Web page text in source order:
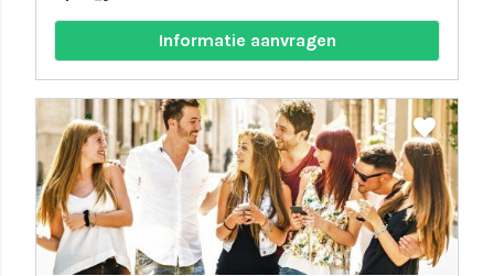
Informatie aanvragen
share favorite